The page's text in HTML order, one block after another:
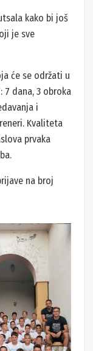
kako bi još
je sve
će se održati u
7 dana, 3 obroka
i
Kvaliteta
prvaka
na broj